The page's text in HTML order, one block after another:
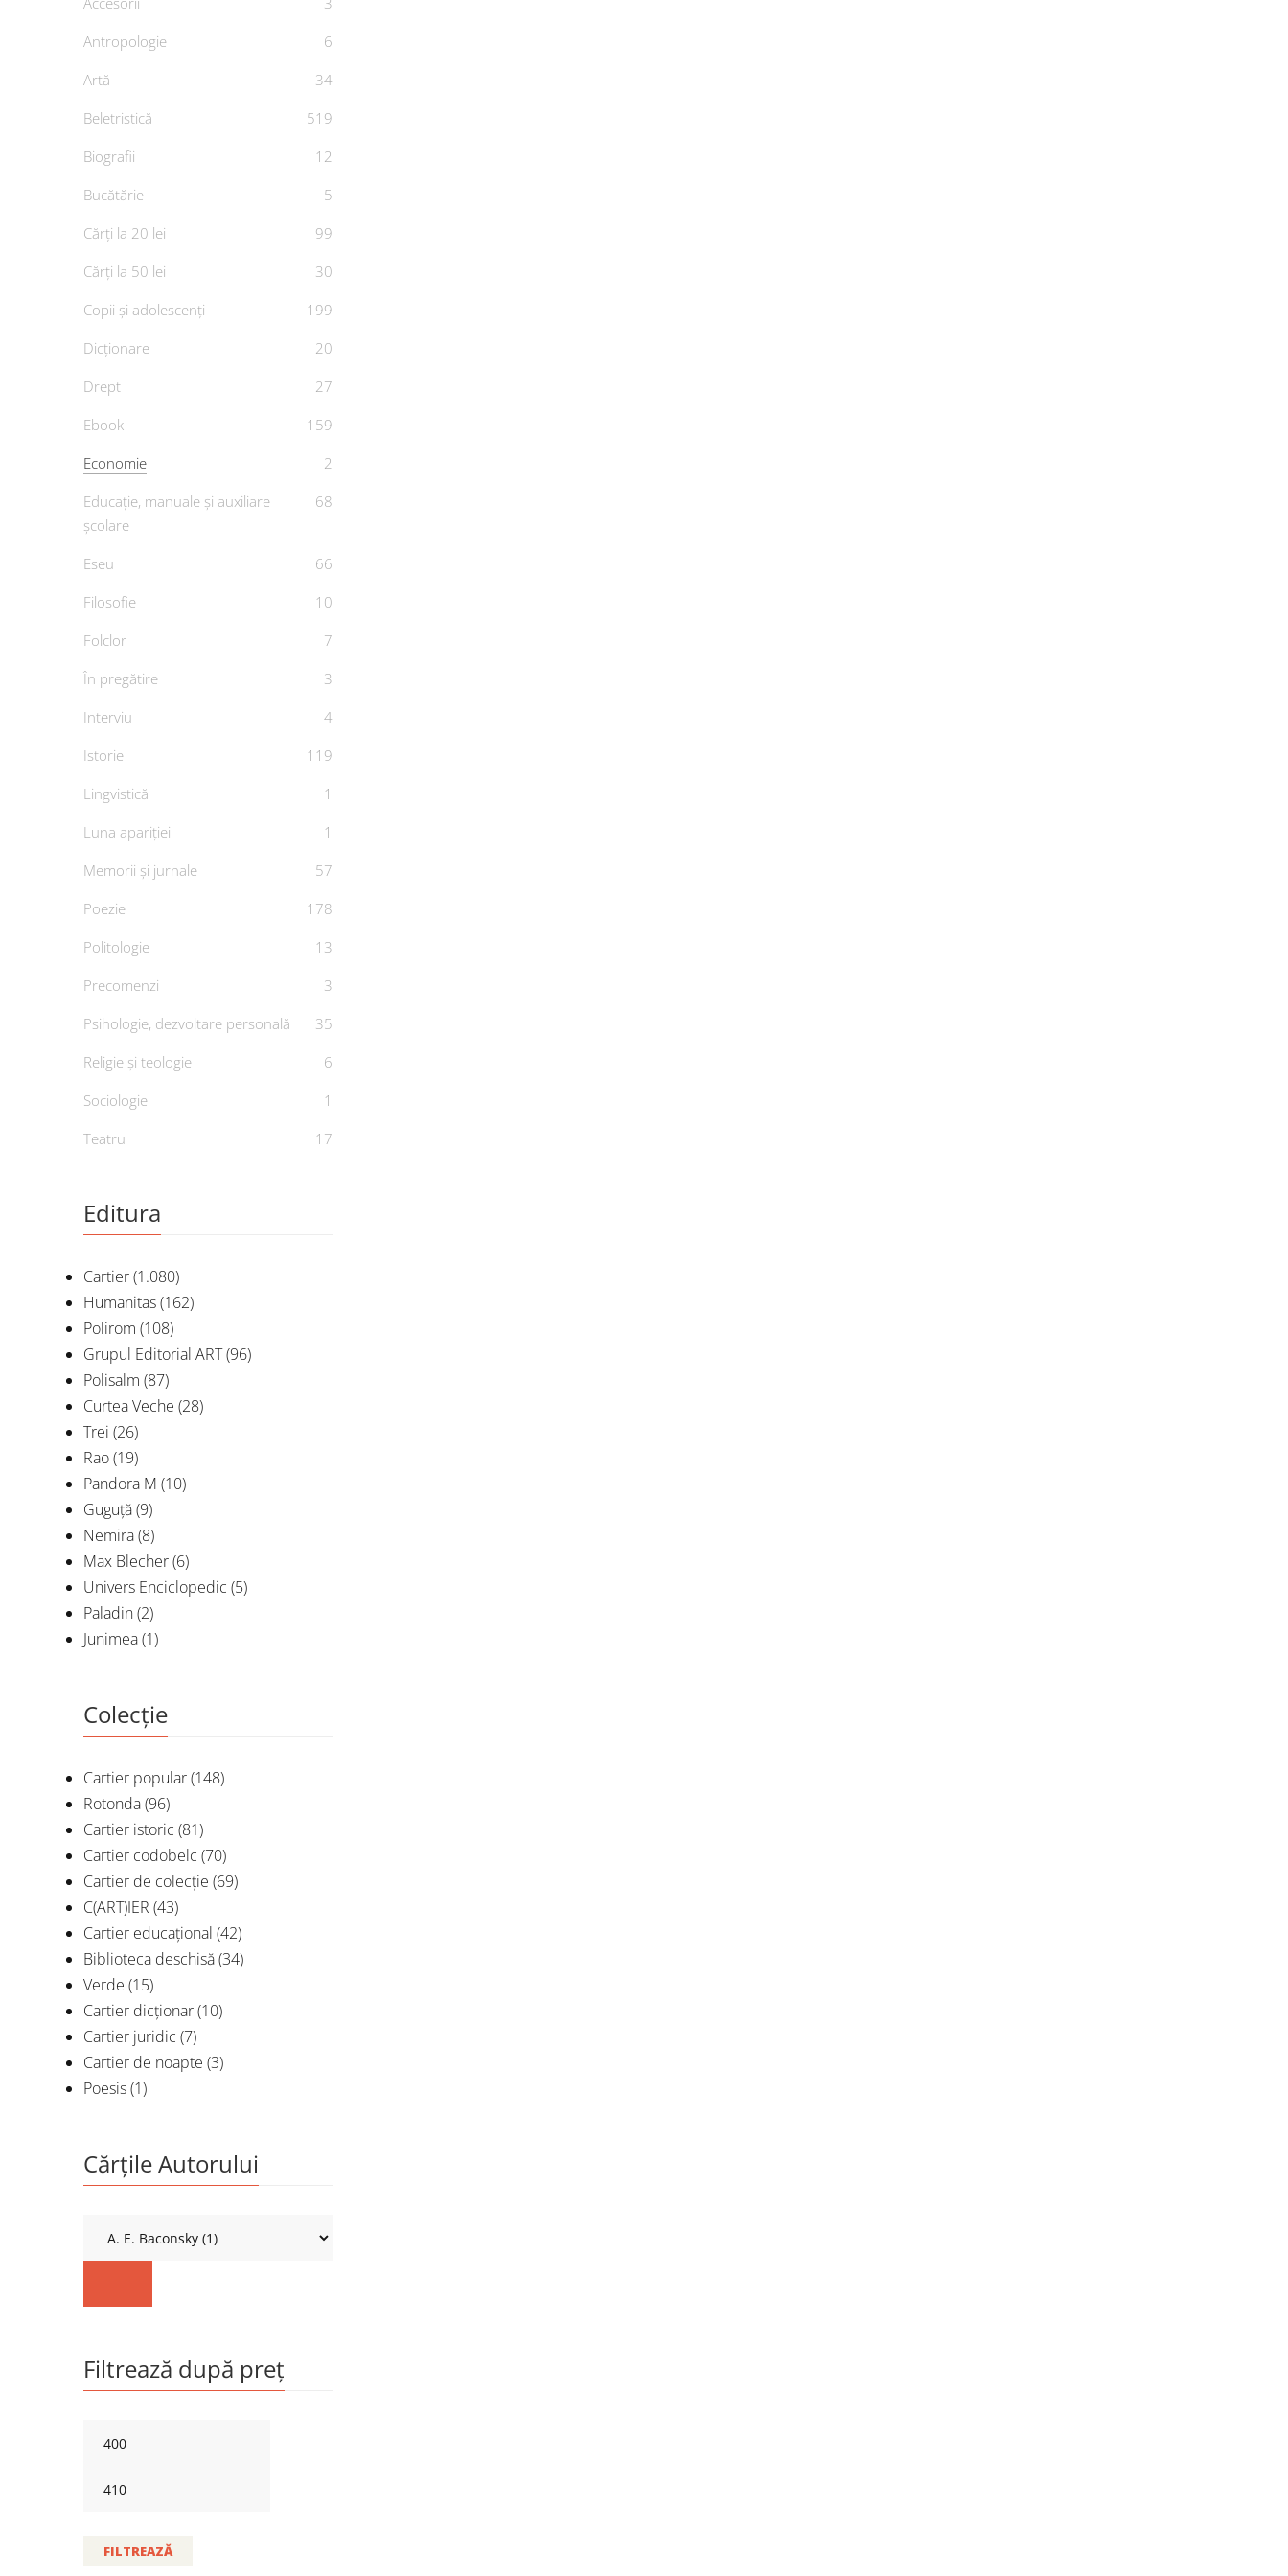
Antropologie
6
Artă
34
Beletristică
519
Biografii
12
Bucătărie
5
Cărți la 20 lei
99
Cărți la 50 lei
30
Copii și adolescenți
199
Dicționare
20
Drept
27
Ebook
159
Economie
2
Educație, manuale și auxiliare
școlare
68
Eseu
66
Filosofie
10
Folclor
7
În pregătire
3
Interviu
4
Istorie
119
Lingvistică
1
Luna apariției
1
Memorii și jurnale
57
Poezie
178
Politologie
13
Precomenzi
3
Psihologie, dezvoltare personală
35
Religie și teologie
6
Sociologie
1
Teatru
17
Editura
Cartier(1.080)
Humanitas(162)
Polirom (108)
Grupul Editorial ART(96)
Polisalm (87)
Curtea Veche (28)
Trei (26)
Rao(19)
Pandora M (10)
Guguță(9)
Nemira(8)
Max Blecher(6)
Univers Enciclopedic (5)
Paladin(2)
Junimea(1)
Colecție
Cartier popular(148)
Rotonda(96)
Cartier istoric (81)
Cartier codobelc (70)
Cartier de colecție (69)
C(ART)IER (43)
Cartier educațional (42)
Biblioteca deschisă(34)
Verde (15)
Cartier dicționar(10)
Cartier juridic (7)
Cartier de noapte (3)
Poesis(1)
Cărțile Autorului
Filtrează după preț
FILTREAZĂ